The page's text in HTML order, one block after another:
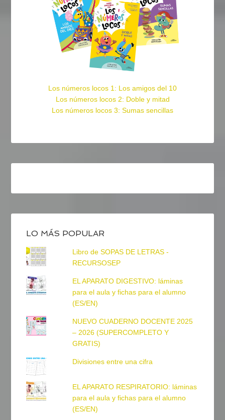
Los números locos 1: Los amigos del 10
Los números locos 2: Doble y mitad
Los números locos 3: Sumas sencillas
LO MÁS POPULAR
Libro de SOPAS DE LETRAS -
RECURSOSEP
EL APARATO DIGESTIVO: láminas
para el aula y fichas para el alumno
(ES/EN)
NUEVO CUADERNO DOCENTE 2025
– 2026 (SUPERCOMPLETO Y
GRATIS)
Divisiones entre una cifra
EL APARATO RESPIRATORIO: láminas
para el aula y fichas para el alumno
(ES/EN)